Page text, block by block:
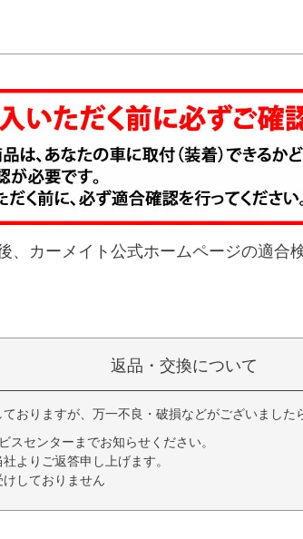
、カーメイト公式ホームページの適合
返品・交換について
おりますが、万一不良・破損などがございました
スセンターまでお知らせください。
よりご返答申し上げます。
しておりません